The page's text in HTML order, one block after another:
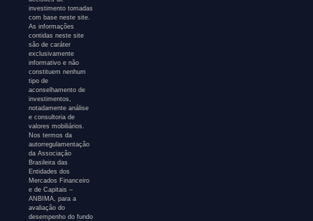
investimento tomadas
com base neste site.
As informações
contidas neste site
são de caráter
exclusivamente
informativo e não
constituem nenhum
tipo de
aconselhamento de
investimentos,
notadamente análise
e consultoria de
valores mobiliários.
Nos termos da
autorregulamentação
da Associação
Brasileira das
Entidades dos
Mercados Financeiro
e de Capitais –
ANBIMA, para a
avaliação do
desempenho do fundo